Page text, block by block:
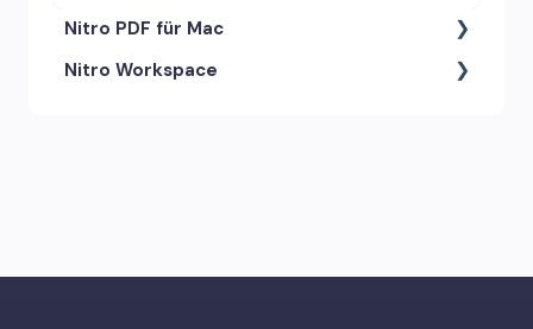
Nitro PDF für Mac
Anmerkungswerkzeuge &
Nitro Workspace